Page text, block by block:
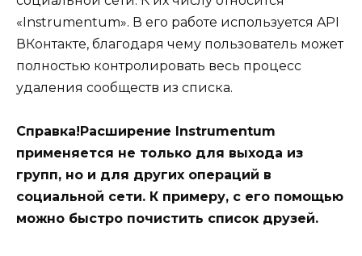
«Instrumentum». В его работе используется API
ВКонтакте, благодаря чему пользователь может
полностью контролировать весь процесс
удаления сообществ из списка.
Справка!Расширение Instrumentum
применяется не только для выхода из
групп, но и для других операций в
социальной сети. К примеру, с его помощью
можно быстро почистить список друзей.